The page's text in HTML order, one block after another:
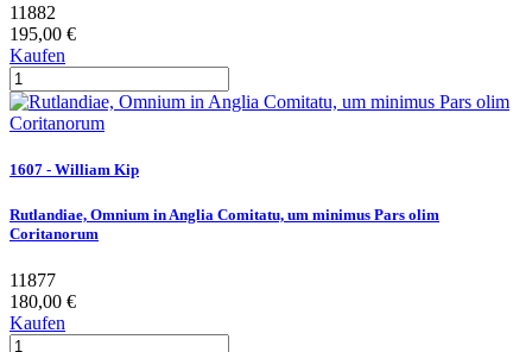
11882
195,00 €
Kaufen
1607 - William Kip
Rutlandiae, Omnium in Anglia Comitatu, um minimus Pars olim
Coritanorum
11877
180,00 €
Kaufen